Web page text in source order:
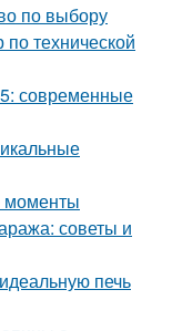
по выбору
технической
современные
моменты
советы и
печь